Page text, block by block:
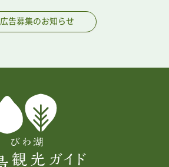
広告募集のお知らせ